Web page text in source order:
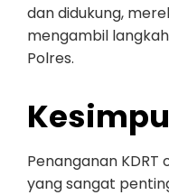
dan didukung,
mengambil
Polres.
Penanganan
yang sangat